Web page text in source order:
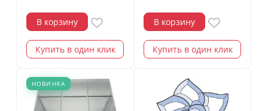
В корзину
Купить в один клик
В корзину
Купить в один клик
НОВИНКА